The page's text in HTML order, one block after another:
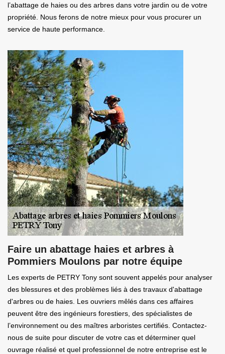
l’abattage de haies ou des arbres dans votre jardin ou de votre
propriété. Nous ferons de notre mieux pour vous procurer un
service de haute performance.
Faire un abattage haies et arbres à
Pommiers Moulons par notre équipe
Les experts de PETRY Tony sont souvent appelés pour analyser
des blessures et des problèmes liés à des travaux d'abattage
d'arbres ou de haies. Les ouvriers mêlés dans ces affaires
peuvent être des ingénieurs forestiers, des spécialistes de
l’environnement ou des maîtres arboristes certifiés. Contactez-
nous de suite pour discuter de votre cas et déterminer quel
ouvrage réalisé et quel professionnel de notre entreprise est le